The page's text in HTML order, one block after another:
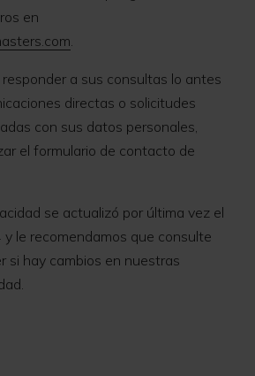
en
a sus consultas lo antes
directas o solicitudes
con sus datos personales,
el formulario de contacto de
se actualizó por última vez el
le recomendamos que consulte
si hay cambios en nuestras